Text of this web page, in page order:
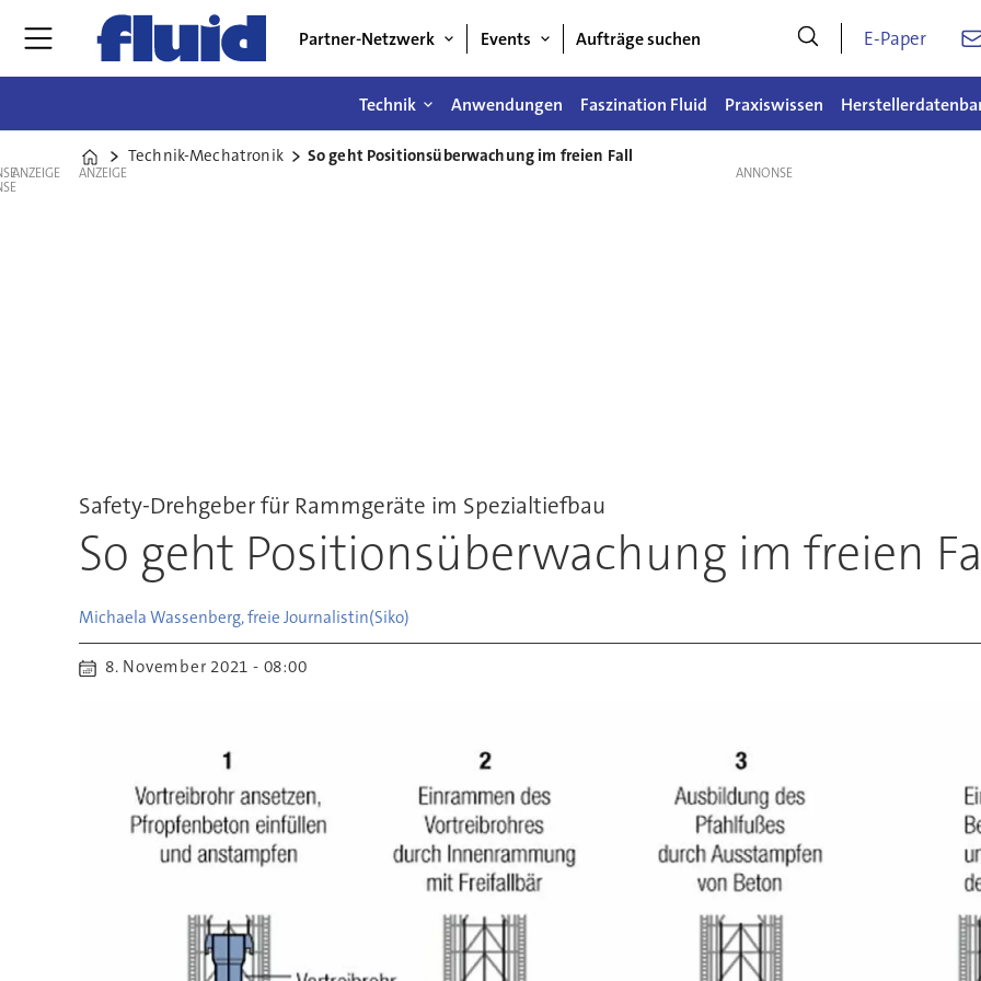
Partner-Netzwerk Events Aufträge suchen E-Paper
Technik Anwendungen Faszination Fluid Praxiswissen
Home
Technik-Mechatronik So geht Positionsüberwachung im freien Fall
ANZEIGE ANZEIGE
Safety-Drehgeber für Rammgeräte im Spezialtiefbau
So geht Positionsüberwachung im freien
Michaela Wassenberg, freie Journalistin(Siko)
8. November 2021 - 08:00